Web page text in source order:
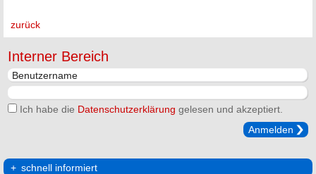
zurück
Interner Bereich
Ich habe die Datenschutzerklärung gelesen und akzeptiert.
Anmelden
schnell informiert